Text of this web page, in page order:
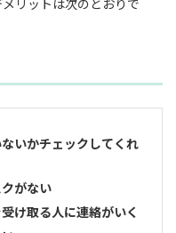
いかチェックしてくれ
がない
け取る人に連絡がいく